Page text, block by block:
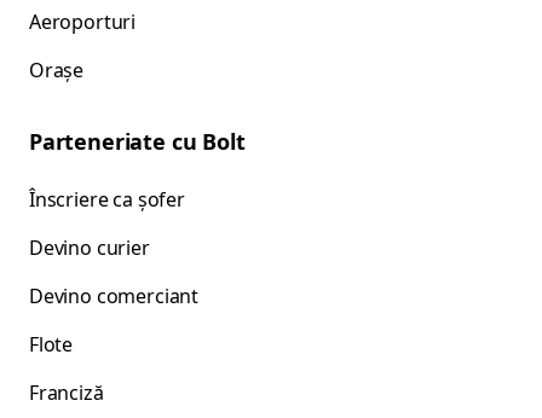
Aeroporturi
Orașe
Parteneriate cu Bolt
Înscriere ca șofer
Devino curier
Devino comerciant
Flote
Franciză